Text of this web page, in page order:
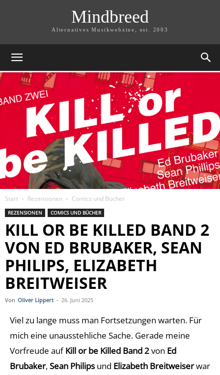
Mindbreed
Alternatives Musikwebzine, est. 2003
Start Rezensionen Comics und Bücher
REZENSIONEN COMICS UND BÜCHER
KILL OR BE KILLED BAND 2
VON ED BRUBAKER, SEAN
PHILIPS, ELIZABETH
BREITWEISER
Von Oliver Lippert - 26. Juni 2025
Viel zu lange muss man Fortsetzungen warten. Für
mich eine unausstehliche Sache. Gerade meine
Vorfreude aufKill or be Killed Band 2von Ed
Brubaker, Sean Philips und Elizabeth Breitweiserwar